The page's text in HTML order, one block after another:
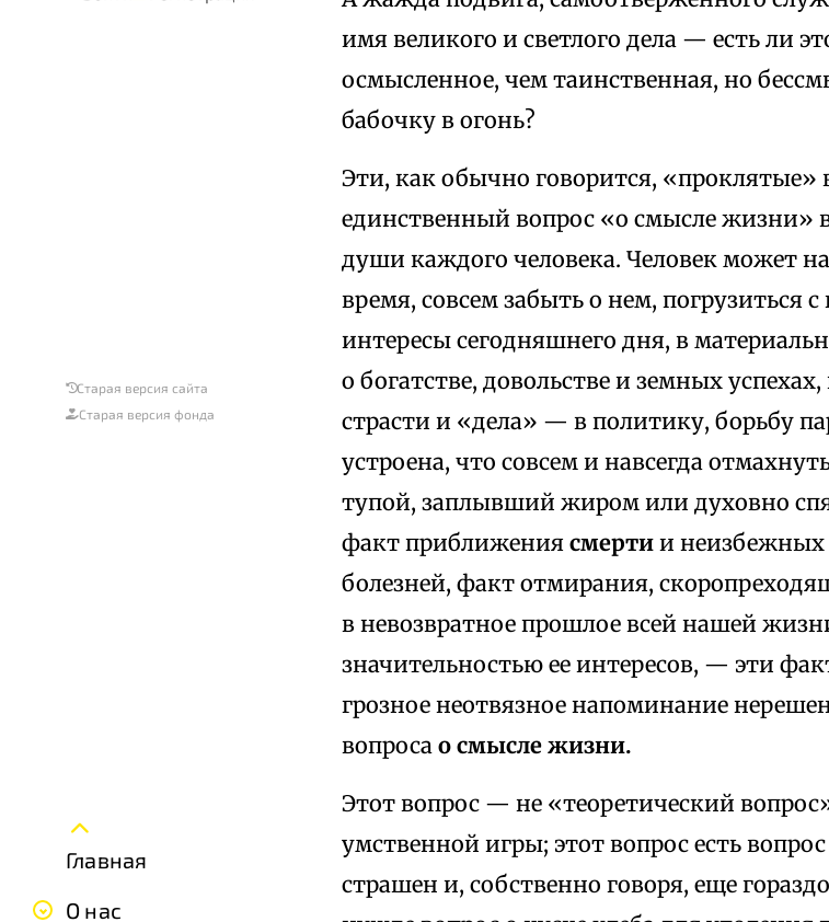
Старая версия сайта
Старая версия фонда
Главная
О нас
имя великого и светлого дела — есть ли
осмысленное, чем таинственная, но
бабочку в огонь?
Эти, как обычно говорится, «проклятые»
единственный вопрос «о смысле жизни»
души каждого человека. Человек может
время, совсем забыть о нем, погрузиться
интересы сегодняшнего дня, в
о богатстве, довольстве и земных
страсти и «дела» — в политику, борьбу
устроена, что совсем и навсегда
тупой, заплывший жиром или духовно
факт приближения смерти и неизбежных
болезней, факт отмирания,
в невозвратное прошлое всей нашей
значительностью ее интересов, — эти
грозное неотвязное напоминание
вопроса о смысле жизни.
Этот вопрос — не «теоретический
умственной игры; этот вопрос есть
страшен и, собственно говоря, еще